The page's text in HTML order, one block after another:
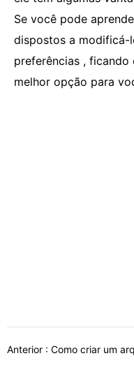
Se você pode
dispostos a modificá-
preferências , ficando
melhor opção para
Anterior : Como criar um